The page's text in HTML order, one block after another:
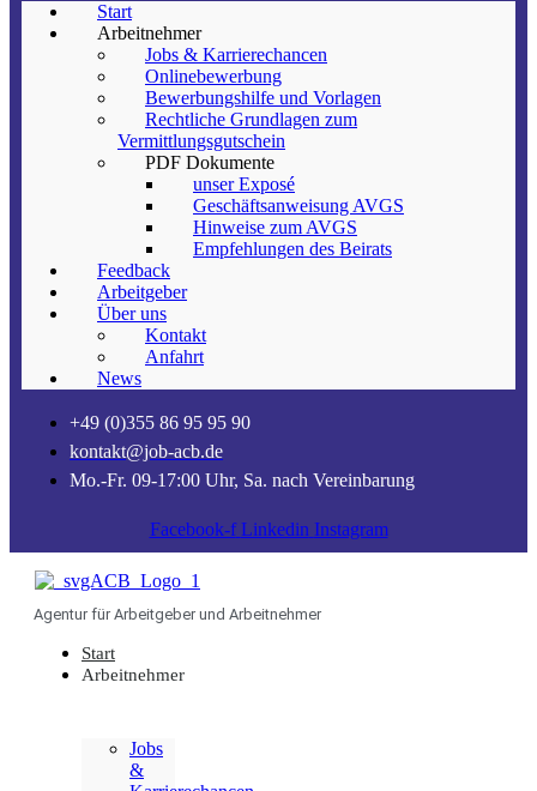
Start
Arbeitnehmer
Jobs & Karrierechancen
Onlinebewerbung
Bewerbungshilfe und Vorlagen
Rechtliche Grundlagen zum
Vermittlungsgutschein
PDF Dokumente
unser Exposé
Geschäftsanweisung AVGS
Hinweise zum AVGS
Empfehlungen des Beirats
Feedback
Arbeitgeber
Über uns
Kontakt
Anfahrt
News
+49 (0)355 86 95 95 90
kontakt@job-acb.de
Mo.-Fr. 09-17:00 Uhr, Sa. nach Vereinbarung
Facebook-f Linkedin Instagram
Agentur für Arbeitgeber und Arbeitnehmer
Start
Arbeitnehmer
Jobs
&